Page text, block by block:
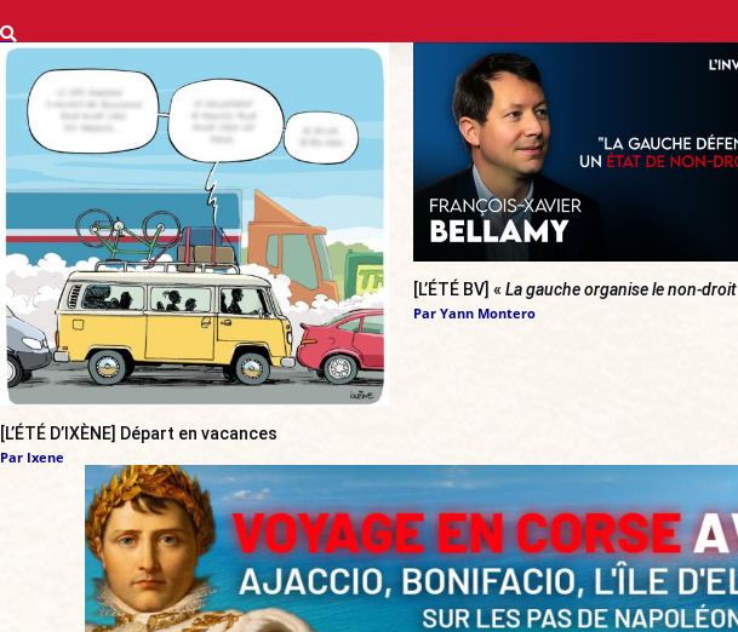
[L’ÉTÉ D’IXÈNE] Départ en vacances
Par Ixene
[L’ÉTÉ BV] « La gauche organise le non-droit
Par Yann Montero